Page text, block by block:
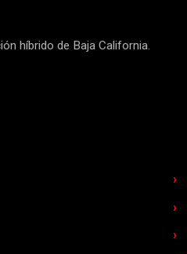
híbrido de Baja California.